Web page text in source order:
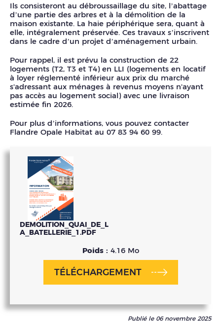
Ils consisteront au débroussaillage du site, l’abattage
d’une partie des arbres et à la démolition de la
maison existante. La haie périphérique sera, quant à
elle, intégralement préservée. Ces travaux s’inscrivent
dans le cadre d’un projet d’aménagement urbain.
Pour rappel, il est prévu la construction de 22
logements (T2, T3 et T4) en LLI (logements en locatif
à loyer réglementé inférieur aux prix du marché
s'adressant aux ménages à revenus moyens n'ayant
pas accès au logement social) avec une livraison
estimée fin 2026.
Pour plus d’informations, vous pouvez contacter
Flandre Opale Habitat au 07 83 94 60 99.
DEMOLITION_QUAI_DE_L
A_BATELLERIE_1.PDF
Poids : 4.16 Mo
TÉLÉCHARGEMENT
Publié le 06 novembre 2025